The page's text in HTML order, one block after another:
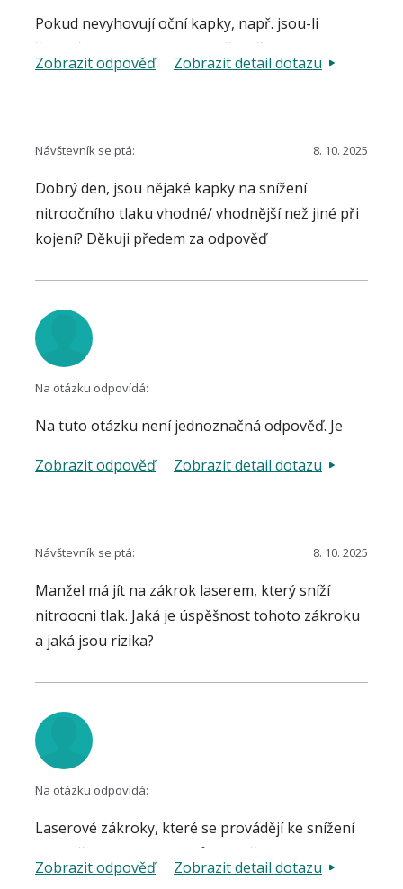
Pokud nevyhovují oční kapky, např. jsou-li
špatně tolerovány, je samozřejmě jako první
varianta vhodné je vyměnit za jiné. Pokud potíže
Zobrazit odpověď Zobrazit detail dotazu
Návštevník se ptá: 8. 10. 2025
Dobrý den, jsou nějaké kapky na snížení
nitroočního tlaku vhodné/ vhodnější než jiné při
kojení? Děkuji předem za odpověď
Na otázku odpovídá:
Na tuto otázku není jednoznačná odpověď. Je
nutno přihlédnout k aktuálnímu
oftalmologickému nálezu s přihlédnutím k
relativně krátké periodě kojení, je možné i
o překrytí této doby selektivní laserovou
trabekuloplastikou bez lokální léčby kapkami,
apod.
Zobrazit odpověď Zobrazit detail dotazu
Návštevník se ptá: 8. 10. 2025
Manžel má jít na zákrok laserem, který sníží
nitroocni tlak. Jaká je úspěšnost tohoto zákroku
a jaká jsou rizika?
Na otázku odpovídá:
Laserové zákroky, které se provádějí ke snížení
nitroočního tlaku, jsou různé. Liší se
mechanismem účinku, provedením i indikací.
Zobrazit odpověď Zobrazit detail dotazu